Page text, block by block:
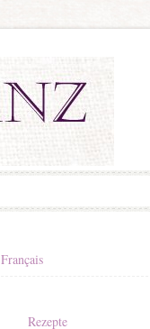
Français
Rezepte